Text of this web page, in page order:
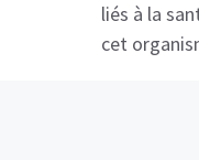
liés à la
cet